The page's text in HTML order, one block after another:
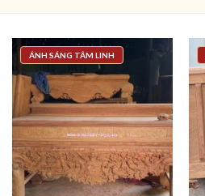
ÁNH SÁNG TÂM LINH